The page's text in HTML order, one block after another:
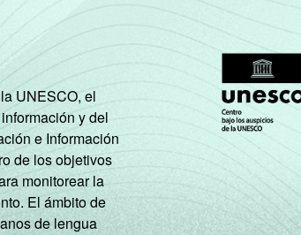
UNESCO, el
y del
e Información
de los objetivos
monitorear la
El ámbito de
de lengua